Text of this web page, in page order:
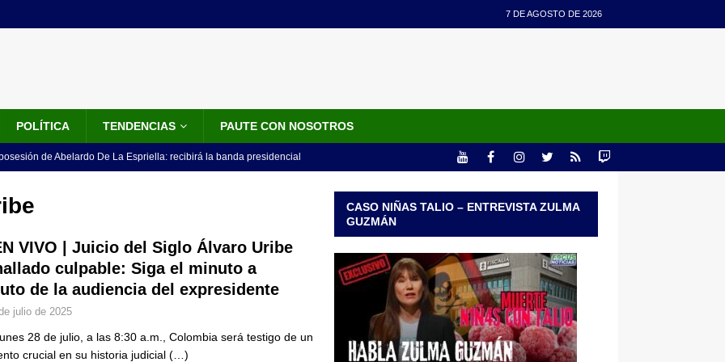
7 DE AGOSTO DE 2026
POLÍTICA TENDENCIAS PAUTE CON NOSOTROS
de Abelardo De La Espriella: recibirá la banda presidencial
no asistirá a la posesión de Abelardo de la Espriella y llama a
LO ÚLTIMO
de la banda presidencial que portará Abelardo De La
de un sastre colombiano reconocido en el mundo LO
Fiscalía amplía investigación por presunto lavado de activos y
VIVO | Juicio del Siglo Álvaro Uribe
culpable: Siga el minuto a
de la audiencia del expresidente
julio de 2025
28 de julio, a las 8:30 a.m., Colombia será testigo de un
crucial en su historia judicial (…)
CASO NIÑAS TALIO – ENTREVISTA ZULMA
GUZMÁN